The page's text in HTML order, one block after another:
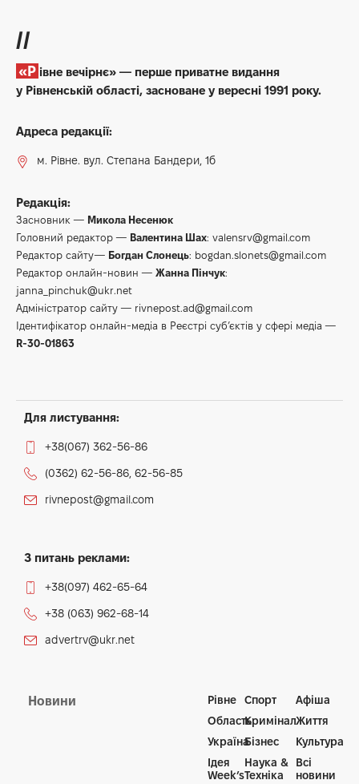
//
«Рівне вечірнє» — перше приватне видання
у Рівненській області, засноване у вересні 1991 року.
Адреса редакції:
м. Рівне. вул. Степана Бандери, 1б
Редакція:
Засновник — Микола Несенюк
Головний редактор — Валентина Шах: valensrv@gmail.com
Редактор сайту— Богдан Слонець: bogdan.slonets@gmail.com
Редактор онлайн-новин — Жанна Пінчук:
janna_pinchuk@ukr.net
Адміністратор сайту — rivnepost.ad@gmail.com
Ідентифікатор онлайн-медіа в Реєстрі суб’єктів у сфері медіа —
R-30-01863
Для листування:
+38(067) 362-56-86
(0362) 62-56-86, 62-56-85
rivnepost@gmail.com
З питань реклами:
+38(097) 462-65-64
+38 (063) 962-68-14
advertrv@ukr.net
Новини
Рівне
Область
Україна
Ідея
Week’s
Спорт
Кримінал
Бізнес
Наука &
Техніка
Афіша
Життя
Культура
Всі
новини